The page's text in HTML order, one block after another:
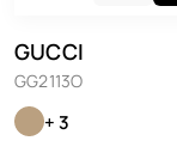
GUCCI
GG2113O
+ 3